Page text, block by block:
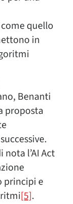
quello
in
Benanti
proposta
l’AI Act
principi e
[5].